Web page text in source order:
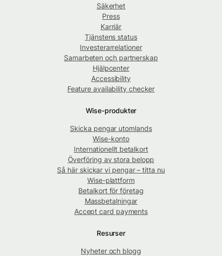
Säkerhet
Press
Karriär
Tjänstens status
Investerarrelationer
Samarbeten och partnerskap
Hjälpcenter
Accessibility
Feature availability checker
Wise-produkter
Skicka pengar utomlands
Wise-konto
Internationellt betalkort
Överföring av stora belopp
Så här skickar vi pengar – titta nu
Wise-plattform
Betalkort för företag
Massbetalningar
Accept card payments
Resurser
Nyheter och blogg